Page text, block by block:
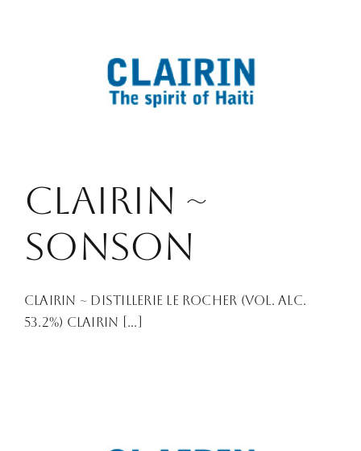
Clairin ~
sonson
Clairin ~ Distillerie Le Rocher (Vol. Alc.
53.2%) Clairin [...]